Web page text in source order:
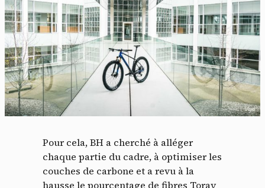
Pour cela, BH a cherché à alléger
chaque partie du cadre, à optimiser les
couches de carbone et a revu à la
hausse le pourcentage de fibres Toray